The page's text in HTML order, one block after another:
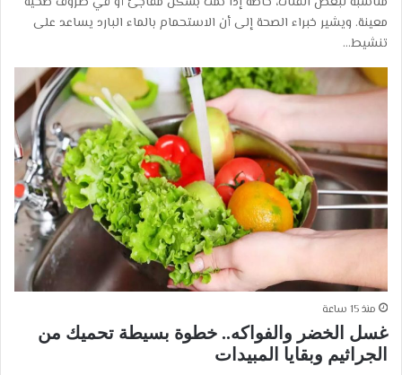
معينة. ويشير خبراء الصحة إلى أن الاستحمام بالماء البارد يساعد على
تنشيط…
منذ 15 ساعة
غسل الخضر والفواكه.. خطوة بسيطة تحميك من
الجراثيم وبقايا المبيدات